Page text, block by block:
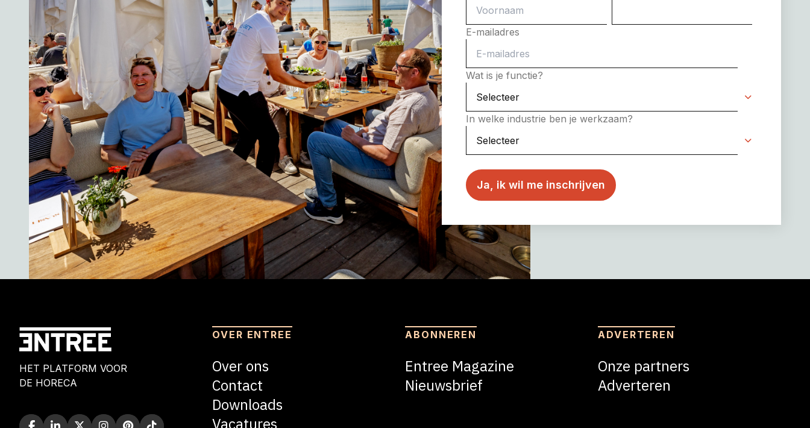
E-mailadres
Wat is je functie?
In welke industrie ben je werkzaam?
HET PLATFORM VOOR
DE HORECA
OVER ENTREE
Over ons
Contact
Downloads
Vacatures
ABONNEREN
Entree Magazine
Nieuwsbrief
ADVERTEREN
Onze partners
Adverteren